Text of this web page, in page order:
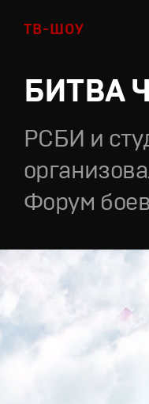
ТВ-ШОУ
БИТВА
РСБИ и
Форум